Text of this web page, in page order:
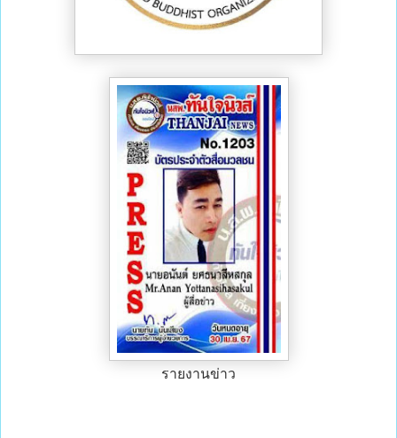
รายงานข่าว